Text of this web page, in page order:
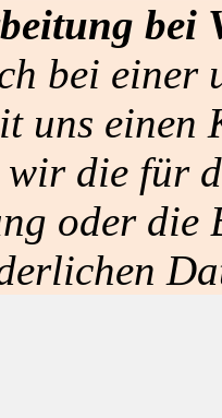
bei
bei einer
uns einen
die für
oder die